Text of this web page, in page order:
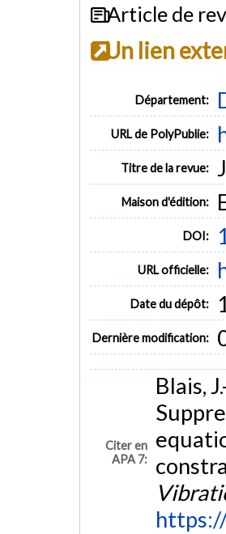
Article de
Un lien
Département:
URL de PolyPublie:
Titre de la revue:
Maison d'édition:
DOI:
URL officielle:
Date du dépôt:
Dernière modification:
Citer en
APA 7:
Blais,